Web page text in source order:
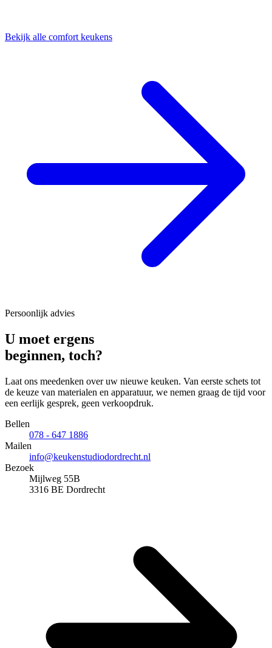
Bekijk alle comfort keukens
Persoonlijk advies
U moet ergens
beginnen, toch?
Laat ons meedenken over uw nieuwe keuken. Van eerste schets tot
de keuze van materialen en apparatuur, we nemen graag de tijd voor
een eerlijk gesprek, geen verkoopdruk.
Bellen
078 - 647 1886
Mailen
info@keukenstudiodordrecht.nl
Bezoek
Mijlweg 55B
3316 BE Dordrecht